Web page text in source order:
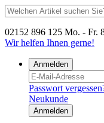
02152 896 125 Mo. - Fr.
Wir helfen Ihnen gerne!
Anmelden
Passwort
Neukunde
Anmelden